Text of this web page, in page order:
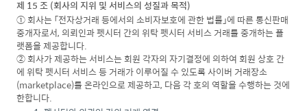
제 15 조 (회사의 지위 및 서비스의 성질과 목적)
① 회사는 「전자상거래 등에서의 소비자보호에 관한 법률」에 따른 통신판매
중개자로서, 의뢰인과 펫시터 간의 위탁 펫시터 서비스 거래를 중개하는 플
랫폼을 제공합니다.
② 회사가 제공하는 서비스는 회원 각자의 자기결정에 의하여 회원 상호 간
에 위탁 펫시터 서비스 등 거래가 이루어질 수 있도록 사이버 거래장소
(marketplace)를 온라인으로 제공하고, 다음 각 호의 역할을 수행하는 것에
한합니다.